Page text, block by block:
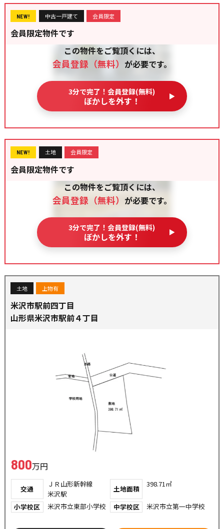
NEW! 中古一戸建て 会員限定
会員限定物件です
この物件をご覧頂くには、
会員登録（無料） が必要です。
3分で完了！会員登録(無料)
ぼかしを外す！
NEW! 土地 会員限定
会員限定物件です
この物件をご覧頂くには、
会員登録（無料） が必要です。
3分で完了！会員登録(無料)
ぼかしを外す！
土地 上物有
米沢市駅前四丁目
山形県米沢市駅前４丁目
800万円
交通
ＪＲ山形新幹線
米沢駅
土地面積
398.71㎡
小学校区 米沢市立東部小学校 中学校区 米沢市立第一中学校